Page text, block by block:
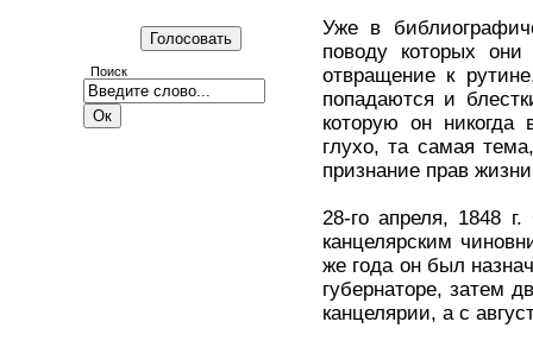
Поиск
Уже в
поводу которых
отвращение к
попадаются и
которую он никогда
глухо, та самая
признание прав
28-го апреля, 1848
канцелярским
же года он был
губернаторе, затем
канцелярии, а с